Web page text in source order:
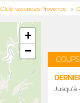
Club vacances Provence
+
−
Jusqu'à